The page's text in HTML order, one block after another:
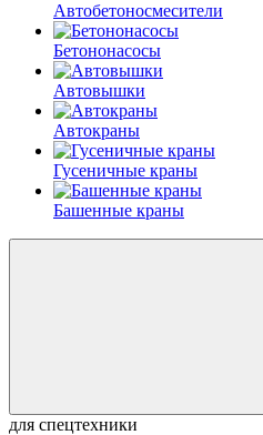
Автобетоно­смесители
Бетононасосы
Автовышки
Автокраны
Гусеничные краны
Башенные краны
для спецтехники